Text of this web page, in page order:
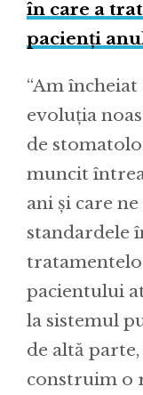
în care a
pacienți
“Am
evoluția
de
muncit
ani și care
standardele
pacientului
la sistemul
de altă
construim o